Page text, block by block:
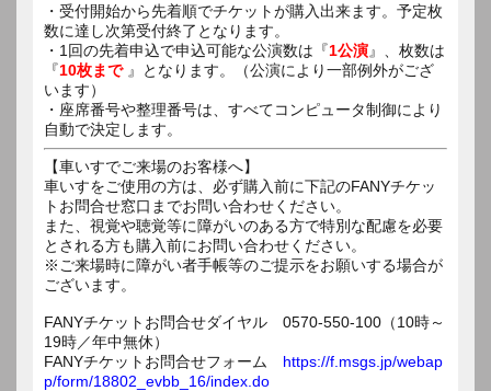
・受付開始から先着順でチケットが購入出来ます。予定枚
数に達し次第受付終了となります。
・1回の先着申込で申込可能な公演数は『1公演』、枚数は
『10枚まで 』となります。（公演により一部例外がござ
います）
・座席番号や整理番号は、すべてコンピュータ制御により
自動で決定します。
【車いすでご来場のお客様へ】
車いすをご使用の方は、必ず購入前に下記のFANYチケッ
トお問合せ窓口までお問い合わせください。
また、視覚や聴覚等に障がいのある方で特別な配慮を必要
とされる方も購入前にお問い合わせください。
※ご来場時に障がい者手帳等のご提示をお願いする場合が
ございます。
FANYチケットお問合せダイヤル 0570-550-100（10時～
19時／年中無休）
FANYチケットお問合せフォーム https://f.msgs.jp/webap
p/form/18802_evbb_16/index.do